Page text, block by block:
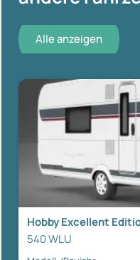
Alle anzeigen
Hobby Excellent
540 WLU